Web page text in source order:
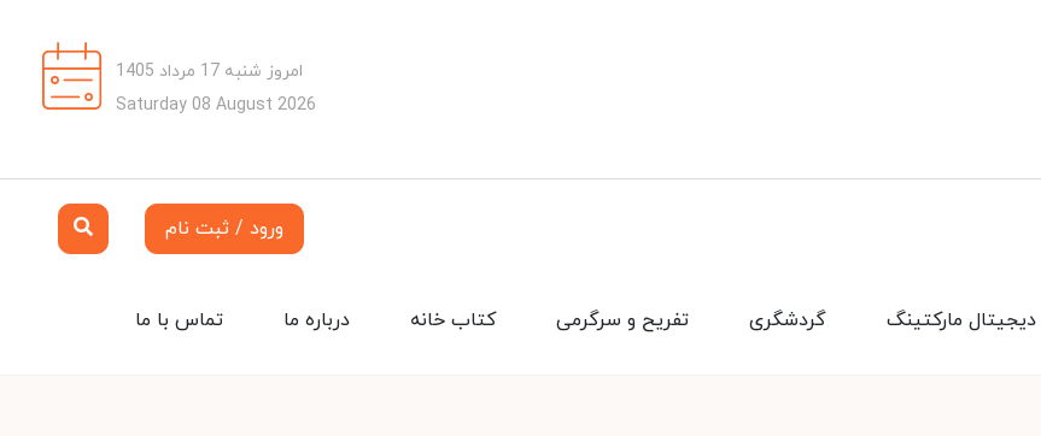
امروز شنبه 17 مرداد 1405
Saturday 08 August 2026
ورود / ثبت نام
تماس با ما درباره ما کتاب خانه تفریح و سرگرمی گردشگری دیجیتال مارکتینگ